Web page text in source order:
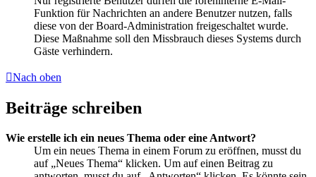
Funktion für Nachrichten an andere Benutzer nutzen, falls
diese von der Board-Administration freigeschaltet wurde.
Diese Maßnahme soll den Missbrauch dieses Systems durch
Gäste verhindern.
Nach oben
Beiträge schreiben
Wie erstelle ich ein neues Thema oder eine Antwort?
Um ein neues Thema in einem Forum zu eröffnen, musst du
auf „Neues Thema“ klicken. Um auf einen Beitrag zu